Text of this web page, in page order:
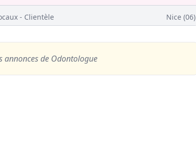
- Clientèle Nice (06)
annoncesde Odontologue